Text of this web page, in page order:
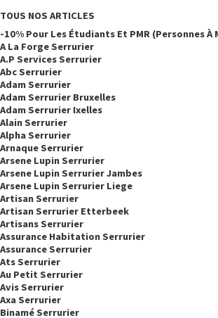
TOUS NOS ARTICLES
-10% Pour Les Étudiants Et PMR (personnes
A La Forge Serrurier
A.p Services Serrurier
Abc Serrurier
Adam Serrurier
Adam Serrurier Bruxelles
Adam Serrurier Ixelles
Alain Serrurier
Alpha Serrurier
Arnaque Serrurier
Arsene Lupin Serrurier
Arsene Lupin Serrurier Jambes
Arsene Lupin Serrurier Liege
Artisan Serrurier
Artisan Serrurier Etterbeek
Artisans Serrurier
Assurance Habitation Serrurier
Assurance Serrurier
Ats Serrurier
Au Petit Serrurier
Avis Serrurier
Axa Serrurier
Binamé Serrurier